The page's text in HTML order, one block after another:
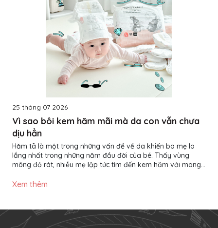
25 tháng 07 2026
Vì sao bôi kem hăm mãi mà da con vẫn chưa
dịu hẳn
Hăm tã là một trong những vấn đề về da khiến ba mẹ lo
lắng nhất trong những năm đầu đời của bé. Thấy vùng
mông đỏ rát, nhiều mẹ lập tức tìm đến kem hăm với mong
không ít trường hợp đã bôi kem đều đặn nhiều ngày nhưng
không hiệu quả? Thực tế, kem hăm chỉ là một phần trong
quá trình chăm...
Xem thêm